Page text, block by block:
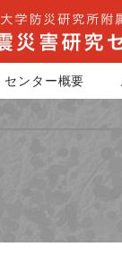
センター概要